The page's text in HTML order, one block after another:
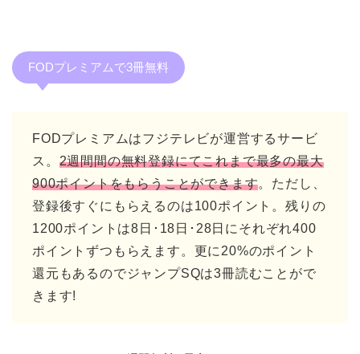
FODプレミアムで3冊無料
FODプレミアムはフジテレビが運営するサービ
ス。 2週間間の無料登録にてこれまで最多の最大
900ポイントをもらうことができます。ただし、
登録後すぐにもらえるのは100ポイント。残りの
1200ポイントは8日･18日･28日にそれぞれ400
ポイントずつもらえます。更に20%のポイント
還元もあるのでジャンプSQは3冊読むことがで
きます!